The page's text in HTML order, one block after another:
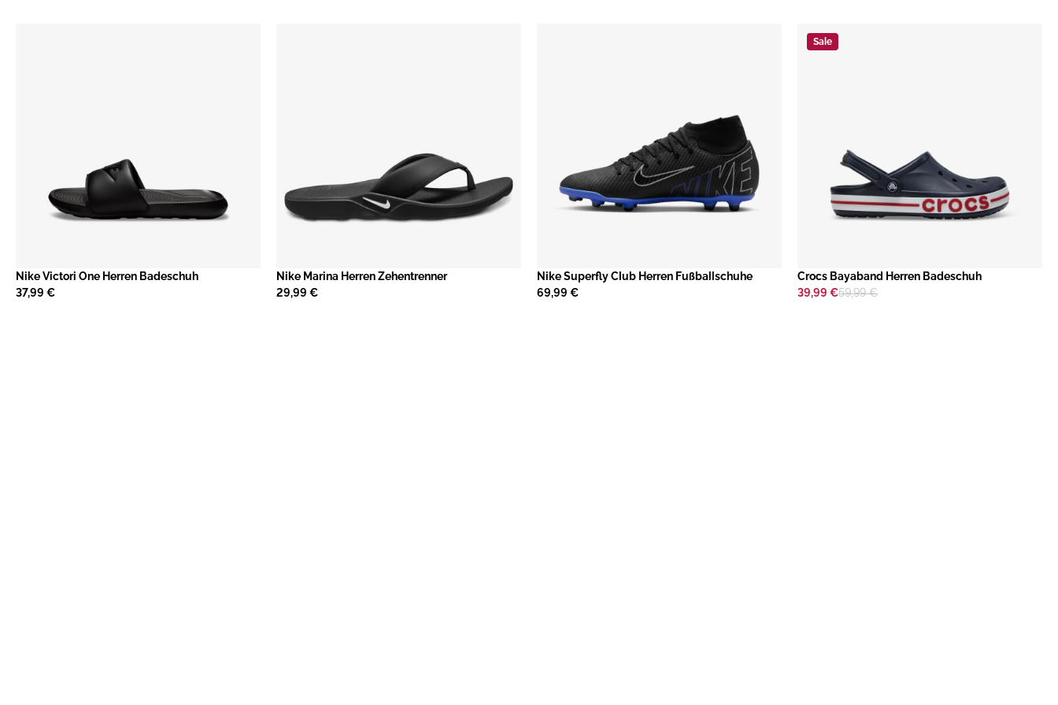
Nike Victori One Herren Badeschuh
37,99 €
Nike Marina Herren Zehentrenner
29,99 €
Nike Superfly Club Herren Fußballschuhe
69,99 €
Sale
​Crocs Bayaband Herren Badeschuh
39,99 €59,99 €